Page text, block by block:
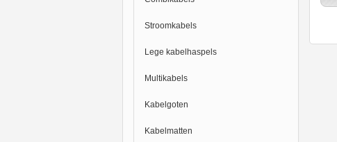
Stroomkabels
Lege kabelhaspels
Multikabels
Kabelgoten
Kabelmatten